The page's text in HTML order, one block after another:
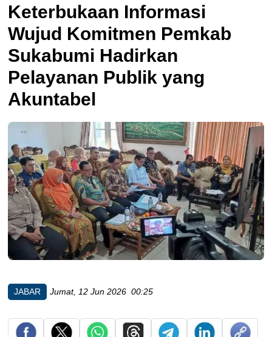
Keterbukaan Informasi
Wujud Komitmen Pemkab
Sukabumi Hadirkan
Pelayanan Publik yang
Akuntabel
JABAR Jumat, 12 Jun 2026 00:25